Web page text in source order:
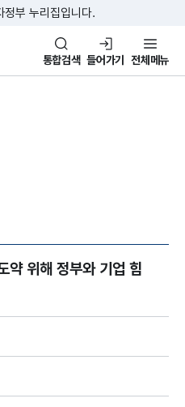
본문 바로가기
주메뉴 바로가기
정부 누리집입니다.
라, 함께 행복
통합검색 들어가기 전체메뉴
기
약 위해 정부와 기업 힘